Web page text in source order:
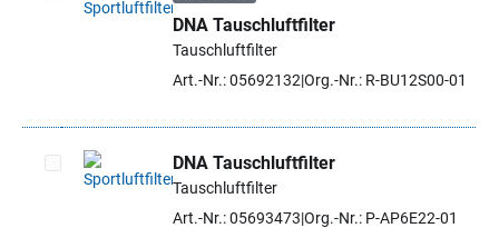
Artikel auswählen
DNA Tauschluftfilter
Tauschluftfilter
Art.-Nr.: 05692132 Org.-Nr.: R-BU12S00-01
Artikel auswählen
DNA Tauschluftfilter
Tauschluftfilter
Art.-Nr.: 05693473 Org.-Nr.: P-AP6E22-01